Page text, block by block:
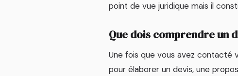
point de vue juridique mais il
Que dois comprendre un
Une fois que vous avez contacté
pour élaborer un devis, une